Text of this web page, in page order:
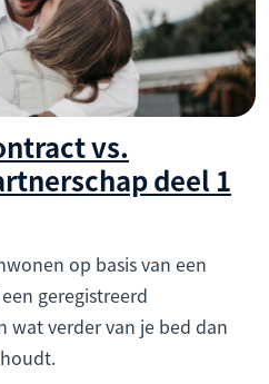
vs.
deel 1
op basis van een
geregistreerd
wat verder van je bed dan